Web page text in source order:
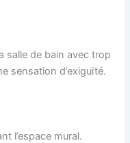
salle de bain avec trop
sensation d’exiguïté.
l’espace mural.